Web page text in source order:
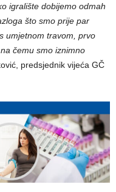
igralište dobijemo odmah
što smo prije par
umjetnom travom, prvo
čemu smo iznimno
predsjednik vijeća GČ